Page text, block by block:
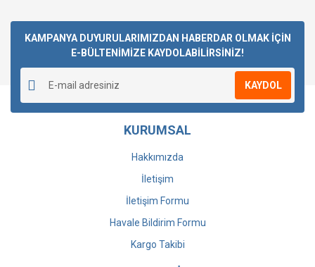
KAMPANYA DUYURULARIMIZDAN HABERDAR OLMAK İÇİN
E-BÜLTENİMİZE KAYDOLABİLİRSİNİZ!
KAYDOL
KURUMSAL
Hakkımızda
İletişim
İletişim Formu
Havale Bildirim Formu
Kargo Takibi